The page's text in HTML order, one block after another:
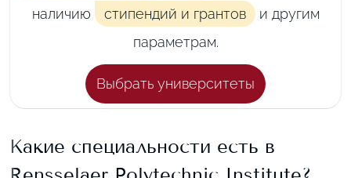
наличию
стипендий и грантов и другим
параметрам.
Выбрать университеты
Какие специальности есть в